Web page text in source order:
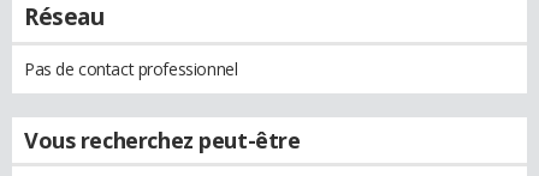
Réseau
Pas de contact professionnel
Vous recherchez peut-être